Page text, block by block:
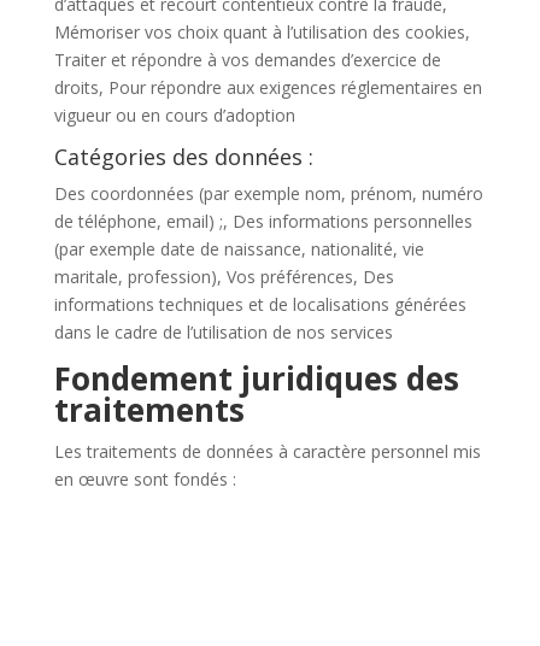
Mémoriser vos choix quant à l’utilisation des cookies,
Traiter et répondre à vos demandes d’exercice de
droits, Pour répondre aux exigences réglementaires en
vigueur ou en cours d’adoption
Catégories des données :
Des coordonnées (par exemple nom, prénom, numéro
de téléphone, email) ;, Des informations personnelles
(par exemple date de naissance, nationalité, vie
maritale, profession), Vos préférences, Des
informations techniques et de localisations générées
dans le cadre de l’utilisation de nos services
Fondement juridiques des
traitements
Les traitements de données à caractère personnel mis
en œuvre sont fondés :